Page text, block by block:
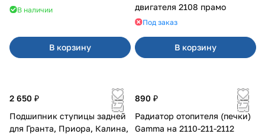
В наличии
В корзину
двигателя 2108 прамо
Под заказ
В корзину
2 650 ₽
Подшипник ступицы задней
для Гранта, Приора, Калина,
890 ₽
Радиатор отопителя (печки)
Gamma на 2110-211-2112